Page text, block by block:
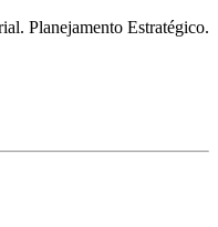
Planejamento Estratégico.